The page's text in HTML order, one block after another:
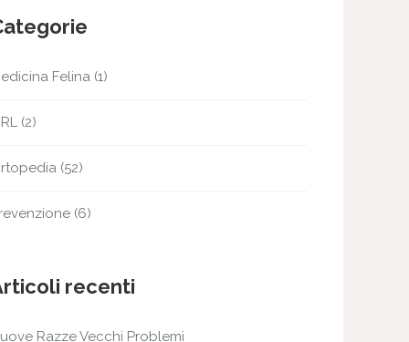
Felina (1)
(2)
(52)
(6)
recenti
Razze Vecchi Problemi